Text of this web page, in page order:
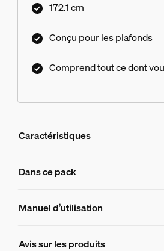
172.1 cm
Conçu pour les plafonds
Comprend tout ce dont
Caractéristiques
Caractéristiques
8719514872813
Informations produit
Dans ce pack
Manuel d’utilisation
Avis sur les produits